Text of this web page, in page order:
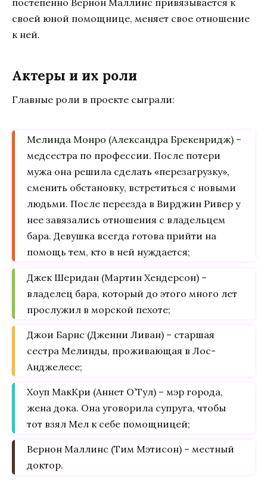
своей юной помощнице, меняет свое отношение
к ней.
Актеры и их роли
Главные роли в проекте сыграли:
Мелинда Монро (Александра Брекенридж) –
медсестра по профессии. После потери
мужа она решила сделать «перезагрузку»,
сменить обстановку, встретиться с новыми
людьми. После переезда в Вирджин Ривер у
нее завязались отношения с владельцем
бара. Девушка всегда готова прийти на
помощь тем, кто в ней нуждается;
Джек Шеридан (Мартин Хендерсон) –
владелец бара, который до этого много лет
прослужил в морской пехоте;
Джои Барнс (Дженни Ливан) – старшая
сестра Мелинды, проживающая в Лос-
Анджелесе;
Хоуп МакКри (Аннет О’Тул) – мэр города,
жена дока. Она уговорила супруга, чтобы
тот взял Мел к себе помощницей;
Вернон Маллинс (Тим Мэтисон) – местный
доктор.